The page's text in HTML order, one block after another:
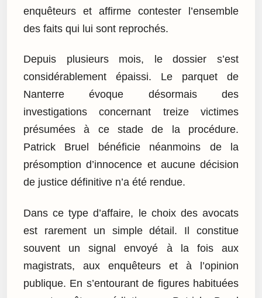
enquêteurs et affirme contester l’ensemble
des faits qui lui sont reprochés.
Depuis plusieurs mois, le dossier s’est
considérablement épaissi. Le parquet de
Nanterre évoque désormais des
investigations concernant treize victimes
présumées à ce stade de la procédure.
Patrick Bruel bénéficie néanmoins de la
présomption d’innocence et aucune décision
de justice définitive n’a été rendue.
Dans ce type d’affaire, le choix des avocats
est rarement un simple détail. Il constitue
souvent un signal envoyé à la fois aux
magistrats, aux enquêteurs et à l’opinion
publique. En s’entourant de figures habituées